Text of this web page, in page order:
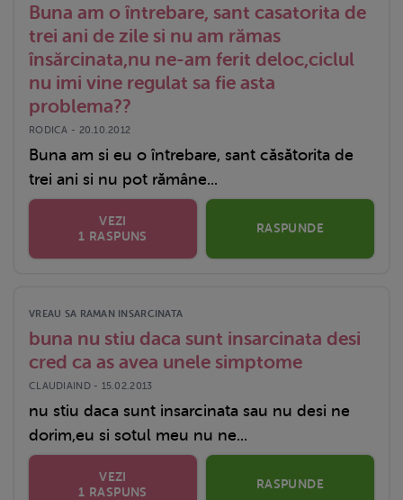
Buna am o întrebare, sant casatorita de
trei ani de zile si nu am rămas
însărcinata,nu ne-am ferit deloc,ciclul
nu imi vine regulat sa fie asta
problema??
RODICA - 20.10.2012
Buna am si eu o întrebare, sant căsătorita de
trei ani si nu pot rămâne...
VEZI
1 RASPUNS
RASPUNDE
VREAU SA RAMAN INSARCINATA
buna nu stiu daca sunt insarcinata desi
cred ca as avea unele simptome
CLAUDIAIND - 15.02.2013
nu stiu daca sunt insarcinata sau nu desi ne
dorim,eu si sotul meu nu ne...
VEZI
1 RASPUNS
RASPUNDE